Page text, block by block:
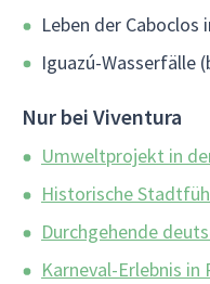
Leben der Caboclos
Iguazú-Wasserfälle
Nur bei Viventura
Umweltprojekt in
Historische
Durchgehende
Karneval-Erlebnis in